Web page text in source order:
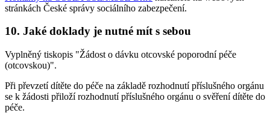
stránkách České správy sociálního zabezpečení.
10. Jaké doklady je nutné mít s sebou
Vyplněný tiskopis "Žádost o dávku otcovské poporodní péče
(otcovskou)".
Při převzetí dítěte do péče na základě rozhodnutí příslušného orgánu
se k žádosti přiloží rozhodnutí příslušného orgánu o svěření dítěte do
péče.